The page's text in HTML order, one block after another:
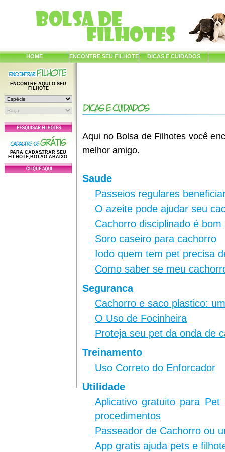
HOME ENCONTRE SEU FILHOTE DICAS E CUIDADOS
ENCONTRE AQUI O SEU
FILHOTE
PARA CADASTRAR SEU
FILHOTE,BOTÃO ABAIXO.
Aqui no Bolsa de Filhotes você
melhor amigo.
Saude
Passeios regulares
O azeite pode ajudar seu
Cachorro disciplinado é
Soro caseiro para cachorro
Iodo quem tem pet precisa
Como saber se meu
Seguranca
Cachorro e saco plastico:
O Uso de Focinheira
Proteja seu pet da onda de
Treinamento
Uso Correto do Enforcador
Utilidade
Aplicativo gratuito para
procedimentos
Passeador de Cachorro ou
App gratis ajuda pets e